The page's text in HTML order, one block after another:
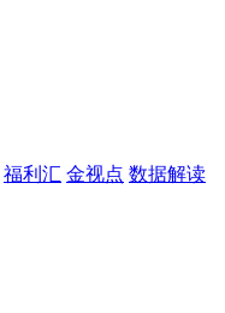
福利汇 金视点 数据解读